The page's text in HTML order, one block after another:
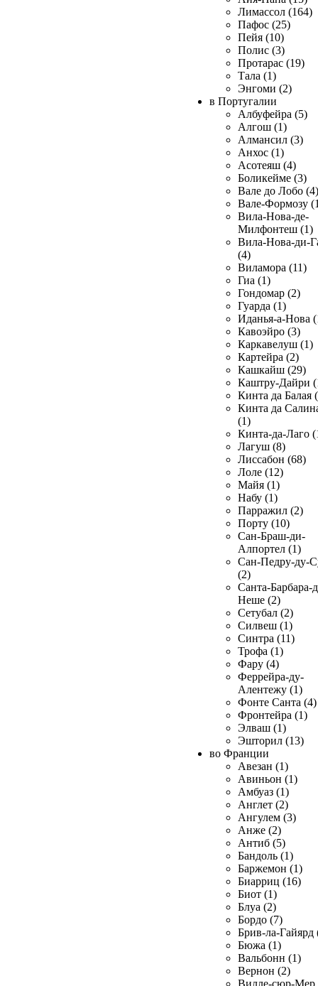
Лимассол (164)
Пафос (25)
Пейя (10)
Полис (3)
Протарас (19)
Тала (1)
Энгоми (2)
в Португалии
Албуфейра (5)
Алгош (1)
Алмансил (3)
Анхос (1)
Асотеяш (4)
Боликейме (3)
Вале до Лобо (4)
Вале-Формозу
Вила-Нова-де-
Милфонтеш (1)
Вила-Нова-ди-
(4)
Виламора (11)
Гиа (1)
Гондомар (2)
Гуарда (1)
Иданья-а-Нова
Кавоэйро (3)
Каркавелуш (1)
Картейра (2)
Кашкайш (29)
Каштру-Дайри
Кинта да Балая
Кинта да
(1)
Кинта-да-Лаго
Лагуш (8)
Лиссабон (68)
Лоле (12)
Майя (1)
Набу (1)
Парражил (2)
Порту (10)
Сан-Браш-ди-
Алпортел (1)
Сан-Педру-ду-
(2)
Санта-Барбара-
Неше (2)
Сетубал (2)
Силвеш (1)
Синтра (11)
Трофа (1)
Фару (4)
Феррейра-ду-
Алентежу (1)
Фонте Санта (4)
Фронтейра (1)
Элваш (1)
Эшторил (13)
во Франции
Авезан (1)
Авиньон (1)
Амбуаз (1)
Англет (2)
Ангулем (3)
Анже (2)
Антиб (5)
Бандоль (1)
Баржемон (1)
Биарриц (16)
Биот (1)
Блуа (2)
Бордо (7)
Брив-ла-Гайярд
Бюжа (1)
Вальбонн (1)
Вернон (2)
Вилле-сюр-Мер